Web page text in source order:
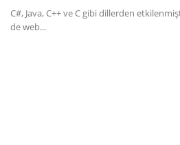
Dil
C#, Java, C++ ve C gibi dillerden
de web...